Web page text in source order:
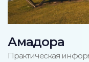
Амадора
Практическая